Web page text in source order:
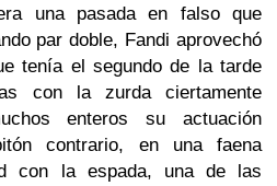
una pasada en falso que
par doble, Fandi aprovechó
tenía el segundo de la tarde
con la zurda ciertamente
enteros su actuación
contrario, en una faena
con la espada, una de las